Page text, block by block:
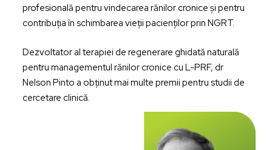
profesională pentru vindecarea rănilor cronice și pentru
contribuția în schimbarea vieții pacienților prin NGRT.
Dezvoltator al terapiei de regenerare ghidată naturală
pentru managementul rănilor cronice cu L-PRF, dr
Nelson Pinto a obținut mai multe premii pentru studii de
cercetare clinică.